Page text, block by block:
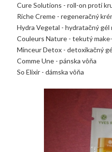
Cure Solutions - roll-on proti
Riche Creme - regeneračný
Hydra Vegetal - hydratačný gél
Couleurs Nature - tekutý
Minceur Detox - detoxikačný
Comme Une - pánska vôňa
So Elixir - dámska vôňa